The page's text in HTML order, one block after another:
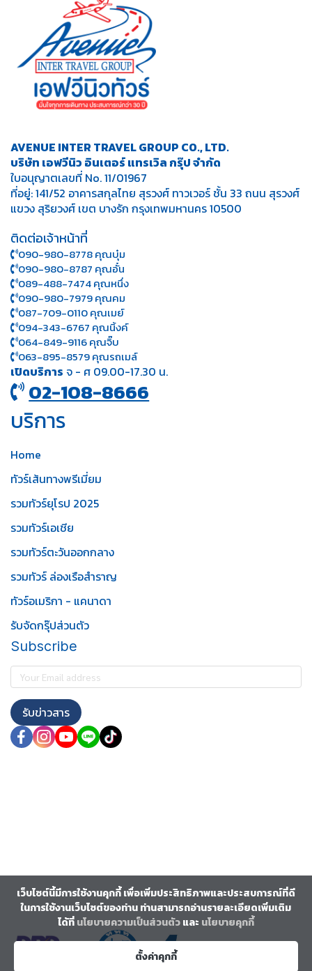
AVENUE INTER TRAVEL GROUP CO., LTD.
บริษัท เอฟวีนิว อินเตอร์ แทรเวิล กรุ๊ป จำกัด
ใบอนุญาตเลขที่ No. 11/01967
ที่อยู่: 141/52 อาคารสกุลไทย สุรวงศ์ ทาวเวอร์ ชั้น 33 ถนน สุรวงศ์
แขวง สุริยวงศ์ เขต บางรัก กรุงเทพมหานคร 10500
ติดต่อเจ้าหน้าที่
090-980-8778 คุณบุ๋ม
090-980-8787 คุณอั๋น
089-488-7474 คุณหนึ่ง
090-980-7979 คุณคม
087-709-0110 คุณเมย์
094-343-6767 คุณนิ้งค์
064-849-9116 คุณจิ๊บ
063-895-8 579คุณรถเมล์
เปิดบริการ จ - ศ 09.00-17.30 น.
02-108-8666
บริการ
Home
ทัวร์เส้นทางพรีเมี่ยม
รวมทัวร์ยุโรป 2025
รวมทัวร์เอเชีย
รวมทัวร์ตะวันออกกลาง
รวมทัวร์ ล่องเรือสำราญ
ทัวร์อเมริกา - แคนาดา
รับจัดกรุ๊ปส่วนตัว
Subscribe
รับข่าวสาร
เว็บไซต์นี้มีการใช้งานคุกกี้ เพื่อเพิ่มประสิทธิภาพและประสบการณ์ที่ดี
ในการใช้งานเว็บไซต์ของท่าน ท่านสามารถอ่านรายละเอียดเพิ่มเติม
ได้ที่นโยบายความเป็นส่วนตัวและ นโยบายคุกกี้
ตั้งค่าคุกกี้